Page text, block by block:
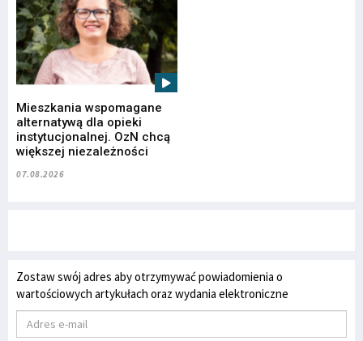
Mieszkania wspomagane
alternatywą dla opieki
instytucjonalnej. OzN chcą
większej niezależności
07.08.2026
Zostaw swój adres aby otrzymywać powiadomienia o
wartościowych artykułach oraz wydania elektroniczne